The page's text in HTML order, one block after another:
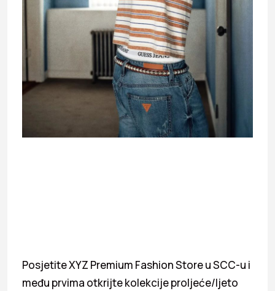
Posjetite XYZ Premium Fashion Store u SCC-u i
među prvima otkrijte kolekcije proljeće/ljeto